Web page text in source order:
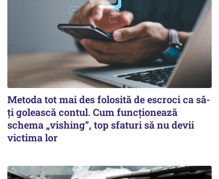
Metoda tot mai des folosită de escroci ca să-
ți golească contul. Cum funcționează
schema „vishing”, top sfaturi să nu devii
victima lor